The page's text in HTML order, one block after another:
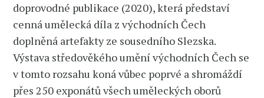
doprovodné publikace (2020), která představí
cenná umělecká díla z východních Čech
doplněná artefakty ze sousedního Slezska.
Výstava středověkého umění východních Čech se
v tomto rozsahu koná vůbec poprvé a shromáždí
přes 250 exponátů všech uměleckých oborů